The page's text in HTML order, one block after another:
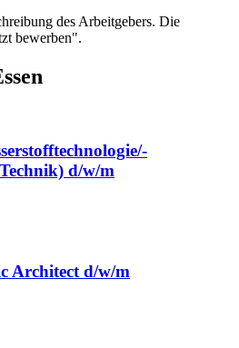
des Arbeitgebers. Die
bewerben".
d/w/m
Architect d/w/m